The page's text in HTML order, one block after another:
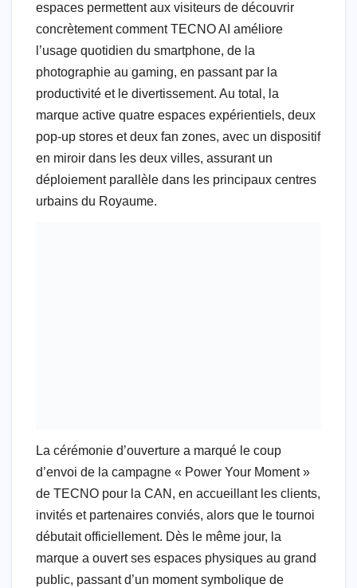
espaces permettent aux visiteurs de découvrir
concrètement comment TECNO AI améliore
l’usage quotidien du smartphone, de la
photographie au gaming, en passant par la
productivité et le divertissement. Au total, la
marque active quatre espaces expérientiels, deux
pop-up stores et deux fan zones, avec un dispositif
en miroir dans les deux villes, assurant un
déploiement parallèle dans les principaux centres
urbains du Royaume.
La cérémonie d’ouverture a marqué le coup
d’envoi de la campagne « Power Your Moment »
de TECNO pour la CAN, en accueillant les clients,
invités et partenaires conviés, alors que le tournoi
débutait officiellement. Dès le même jour, la
marque a ouvert ses espaces physiques au grand
public, passant d’un moment symbolique de